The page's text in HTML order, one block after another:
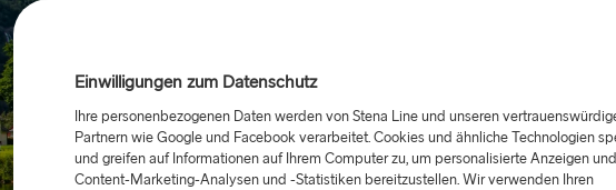
Einwilligungen zum Datenschutz
Ihre personenbezogenen Daten werden von Stena Line und unseren
Partnern wie Google und Facebook verarbeitet. Cookies und ähnliche Technologien
und greifen auf Informationen auf Ihrem Computer zu, um personalisierte Anzeigen und
Content-Marketing-Analysen und -Statistiken bereitzustellen. Wir verwenden Ihren